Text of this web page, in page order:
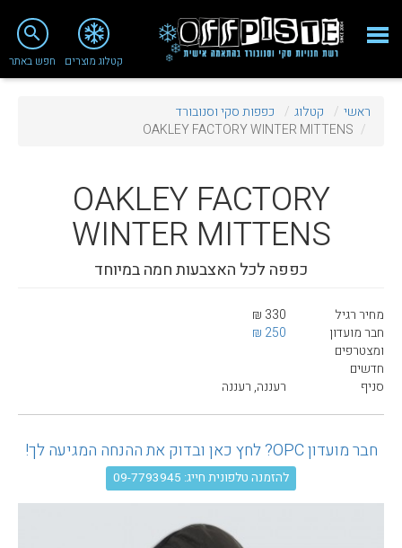
close
מי אנחנו
סניף רעננה
טיפולים ושירות
מועדון לקוחות
TeamOPC
עגלת קניות
קטלוג מוצרים
search
חפש באתר
ראשי קטלוג
כפפות סקי וסנובורד
OAKLEY FACTORY WINTER MITTENS
OAKLEY FACTORY
WINTER MITTENS
כפפה לכל האצבעות חמה במיוחד
מחיר רגיל
330 ₪
חבר מועדון
ומצטרפים
חדשים
250 ₪
סניף רעננה, רעננה
חבר מועדון OPC? לחץ כאן ובדוק את ההנחה המגיעה לך!
להזמנה טלפונית חייג: 09-7793945